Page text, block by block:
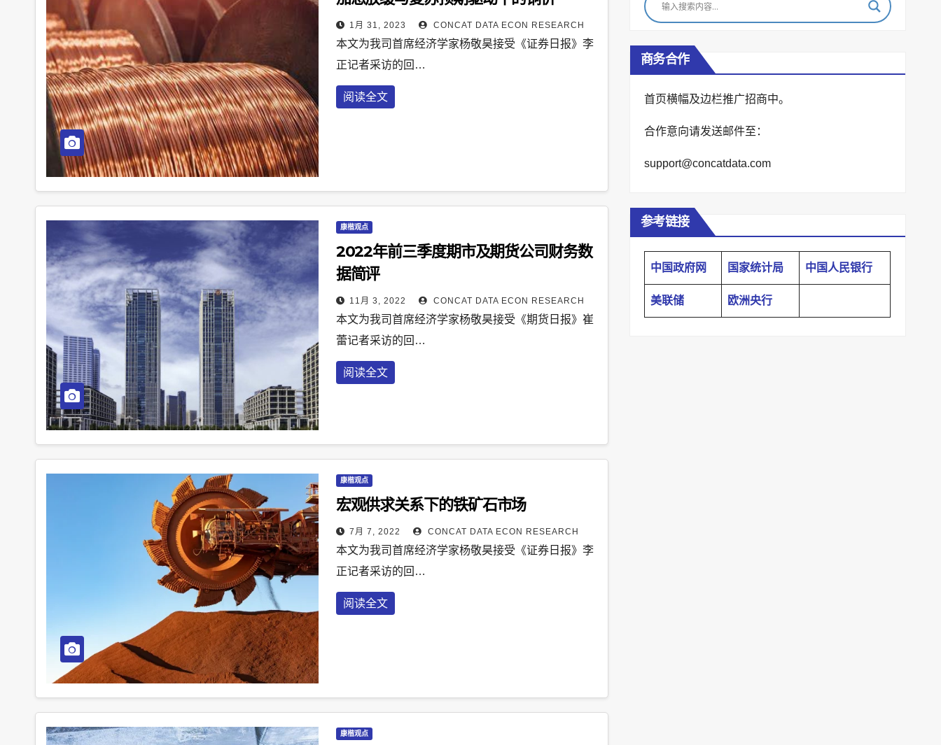
1月 31, 2023 CONCAT DATA ECON RESEARCH
本文为我司首席经济学家杨敬昊接受《证券日报》李
正记者采访的回…
阅读全文
康楷观点
2022年前三季度期市及期货公司财务数
据简评
11月 3, 2022 CONCAT DATA ECON RESEARCH
本文为我司首席经济学家杨敬昊接受《期货日报》崔
蕾记者采访的回…
阅读全文
康楷观点
宏观供求关系下的铁矿石市场
7月 7, 2022 CONCAT DATA ECON RESEARCH
本文为我司首席经济学家杨敬昊接受《证券日报》李
正记者采访的回…
阅读全文
康楷观点
商务合作
首页横幅及边栏推广招商中。
合作意向请发送邮件至：
support@concatdata.com
参考链接
中国政府网 国家统计局 中国人民银行
美联储 欧洲央行